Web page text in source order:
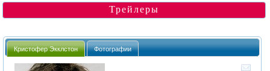
Трейлеры
Кристофер Экклстон Фотографии